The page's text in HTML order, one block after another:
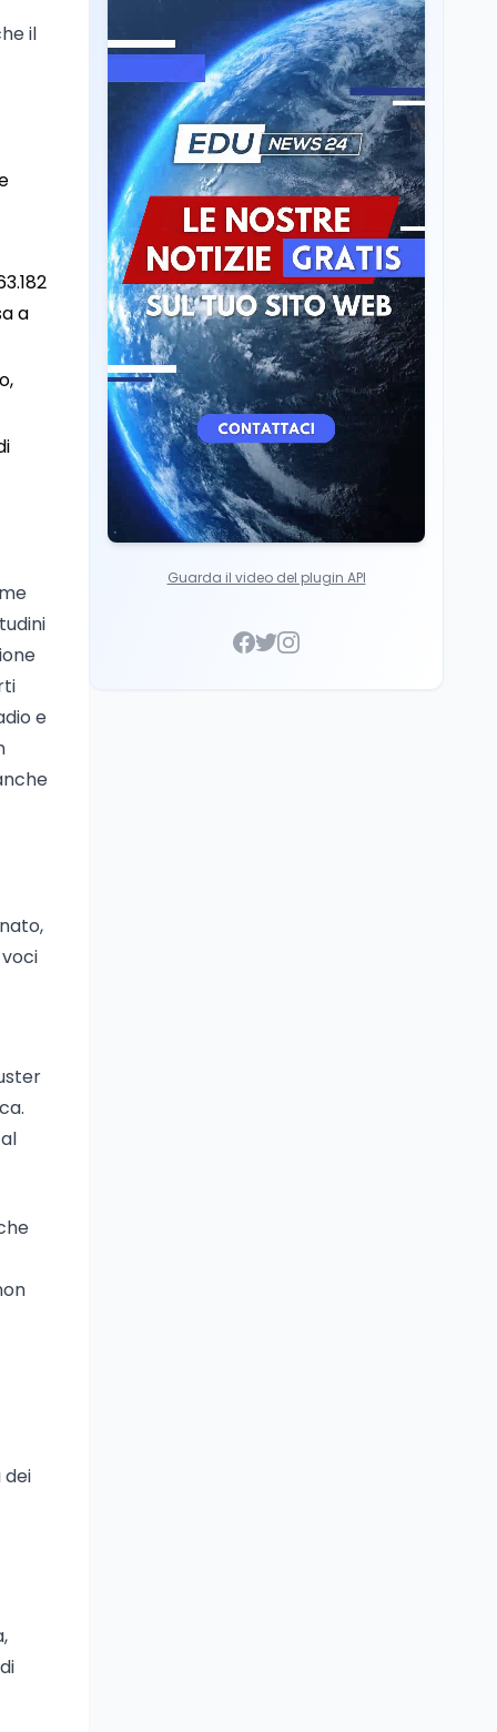
il
a
e
dei
Editoriali7 ago
Camere in ferie,
riapertura il 9
settembre tra legge
elettorale e Rai. La
premier Meloni attesa a
Bari il 4 settembre per
celebrare il governo più
longevo dell’Italia
repubblicana
Cultura7 ago
Ravenna, il settembre
dantesco nel 705°
anniversario della morte
del Sommo Poeta
Cultura 7 ago
Franca Ghitti a Santa
Giulia: il quarto capitolo
dei Palcoscenici
Guarda il video del plugin API